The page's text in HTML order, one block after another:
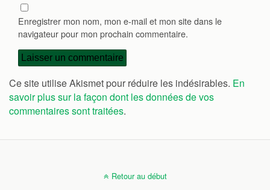
Enregistrer mon nom, mon e-mail et mon site dans le
navigateur pour mon prochain commentaire.
Ce site utilise Akismet pour réduire les indésirables. En
savoir plus sur la façon dont les données de vos
commentaires sont traitées.
Retour au début